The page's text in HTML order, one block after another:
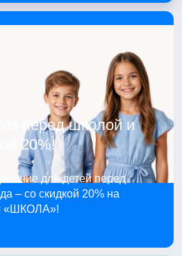
перед школой и
20%!
для детей перед
– со скидкой 20% на
«ШКОЛА»!